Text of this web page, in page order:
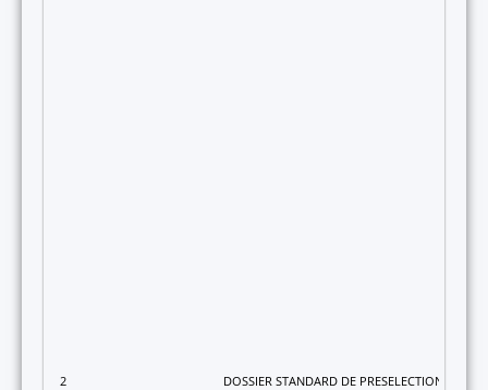
2 DOSSIER STANDARD DE PRESELECTION TOGO